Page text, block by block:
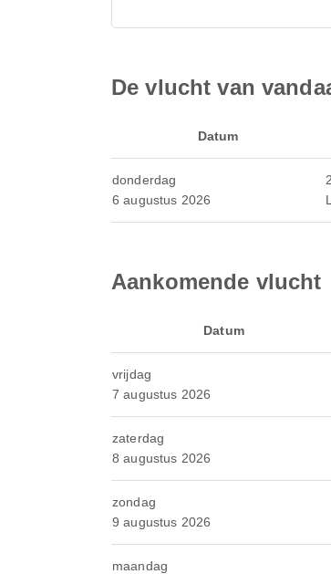
De vlucht van
Datum
donderdag
6 augustus 2026
Aankomende vlucht
Datum
vrijdag
7 augustus 2026
zaterdag
8 augustus 2026
zondag
9 augustus 2026
maandag